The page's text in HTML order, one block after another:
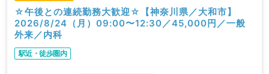
☆午後との連続勤務大歓迎☆【神奈川県／大和市】
2026/8/24（月）09:00〜12:30／45,000円／一般
外来／内科
駅近・徒歩圏内